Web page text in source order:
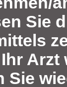
Sie
Arzt
Sie